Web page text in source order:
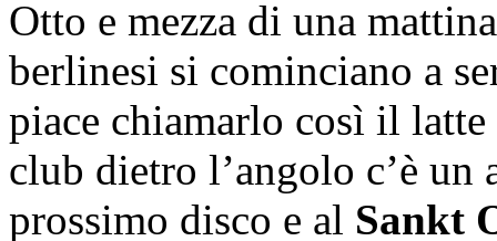
Otto e mezza di una
berlinesi si cominciano a
piace chiamarlo così il
club dietro l’angolo c’è
prossimo disco e al Sankt